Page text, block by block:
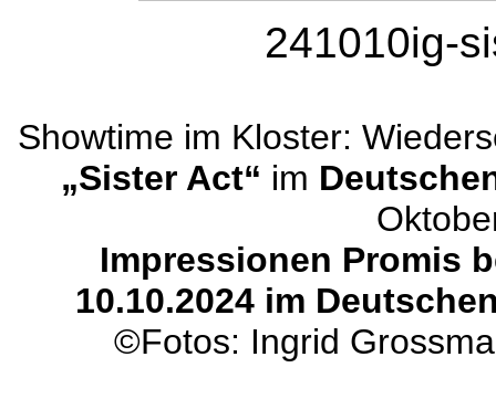
241010ig-
Showtime im Kloster:
„Sister Act“ im
Impressionen Promis
10.10.2024 im
©Fotos: Ingrid